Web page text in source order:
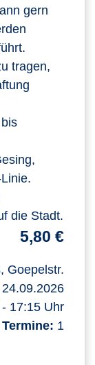
gern
tragen,
die Stadt.
5,80 €
Goepelstr.
24.09.2026
17:15 Uhr
Termine: 1